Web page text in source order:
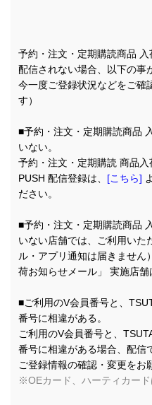
予約・注文・定期購読商品
配信されない場合、以下の事
今一度ご登録状況などをご確
す）
■予約・注文・定期購読商品
いない。
予約・注文・定期購読 商品
PUSH 配信登録は、 [こちら]
ださい。
■予約・注文・定期購読商品
いない店舗では、ご利用いた
ル・アプリ通知は届きません
荷お知らせメール」 実施店舗
■ご利用のV会員番号と、
番号に相違がある。
ご利用のV会員番号と、
番号に相違がある場合、配信
ご登録情報の確認・変更をお
※OEカード、ハーティカード